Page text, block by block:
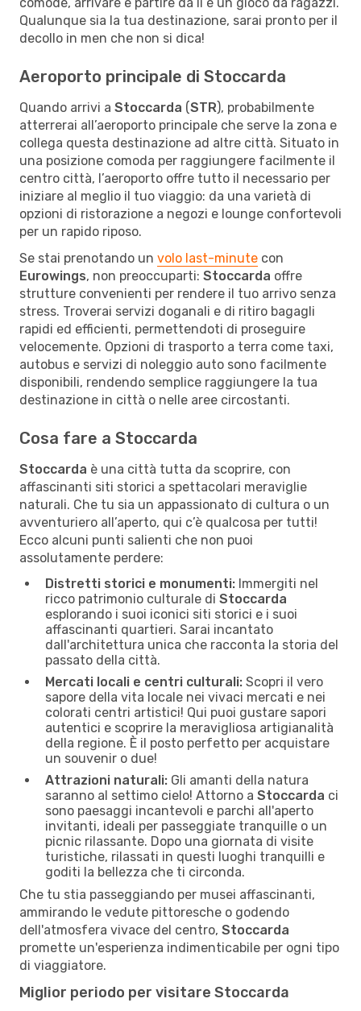
Qualunque sia la tua destinazione, sarai pronto per il
decollo in men che non si dica!
Aeroporto principale di Stoccarda
Quando arrivi a Stoccarda (STR), probabilmente
atterrerai all’aeroporto principale che serve la zona e
collega questa destinazione ad altre città. Situato in
una posizione comoda per raggiungere facilmente il
centro città, l’aeroporto offre tutto il necessario per
iniziare al meglio il tuo viaggio: da una varietà di
opzioni di ristorazione a negozi e lounge confortevoli
per un rapido riposo.
Se stai prenotando un volo last-minute con
Eurowings, non preoccuparti: Stoccarda offre
strutture convenienti per rendere il tuo arrivo senza
stress. Troverai servizi doganali e di ritiro bagagli
rapidi ed efficienti, permettendoti di proseguire
velocemente. Opzioni di trasporto a terra come taxi,
autobus e servizi di noleggio auto sono facilmente
disponibili, rendendo semplice raggiungere la tua
destinazione in città o nelle aree circostanti.
Cosa fare a Stoccarda
Stoccarda è una città tutta da scoprire, con
affascinanti siti storici a spettacolari meraviglie
naturali. Che tu sia un appassionato di cultura o un
avventuriero all’aperto, qui c’è qualcosa per tutti!
Ecco alcuni punti salienti che non puoi
assolutamente perdere:
Distretti storici e monumenti: Immergiti nel
ricco patrimonio culturale di Stoccarda
esplorando i suoi iconici siti storici e i suoi
affascinanti quartieri. Sarai incantato
dall'architettura unica che racconta la storia del
passato della città.
Mercati locali e centri culturali: Scopri il vero
sapore della vita locale nei vivaci mercati e nei
colorati centri artistici! Qui puoi gustare sapori
autentici e scoprire la meravigliosa artigianalità
della regione. È il posto perfetto per acquistare
un souvenir o due!
Attrazioni naturali: Gli amanti della natura
saranno al settimo cielo! Attorno a Stoccarda ci
sono paesaggi incantevoli e parchi all'aperto
invitanti, ideali per passeggiate tranquille o un
picnic rilassante. Dopo una giornata di visite
turistiche, rilassati in questi luoghi tranquilli e
goditi la bellezza che ti circonda.
Che tu stia passeggiando per musei affascinanti,
ammirando le vedute pittoresche o godendo
dell'atmosfera vivace del centro, Stoccarda
promette un'esperienza indimenticabile per ogni tipo
di viaggiatore.
Miglior periodo per visitare Stoccarda